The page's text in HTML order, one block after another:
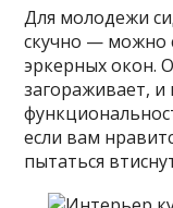
Для молодежи
скучно — можно
эркерных окон.
загораживает,
если вам
пытаться